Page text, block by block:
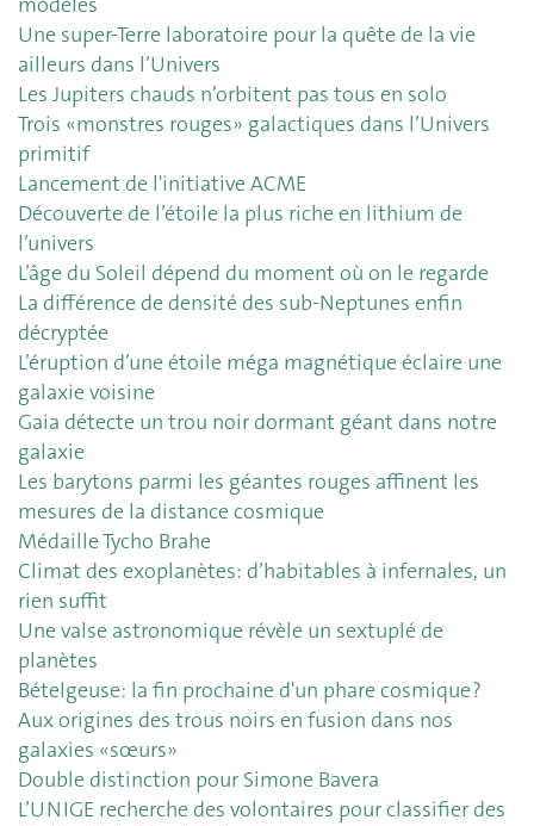
Une super-Terre laboratoire pour la quête de la vie
ailleurs dans l’Univers
Les Jupiters chauds n’orbitent pas tous en solo
Trois «monstres rouges» galactiques dans l’Univers
primitif
Lancement de l'initiative ACME
Découverte de l’étoile la plus riche en lithium de
l’univers
L’âge du Soleil dépend du moment où on le regarde
La différence de densité des sub-Neptunes enfin
décryptée
L’éruption d’une étoile méga magnétique éclaire une
galaxie voisine
Gaia détecte un trou noir dormant géant dans notre
galaxie
Les barytons parmi les géantes rouges affinent les
mesures de la distance cosmique
Médaille Tycho Brahe
Climat des exoplanètes: d’habitables à infernales, un
rien suffit
Une valse astronomique révèle un sextuplé de
planètes
Bételgeuse: la fin prochaine d'un phare cosmique ?
Aux origines des trous noirs en fusion dans nos
galaxies «sœurs»
Double distinction pour Simone Bavera
L’UNIGE recherche des volontaires pour classifier des